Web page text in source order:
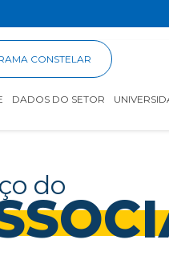
CONSTELAR
DADOS DO SETOR
do